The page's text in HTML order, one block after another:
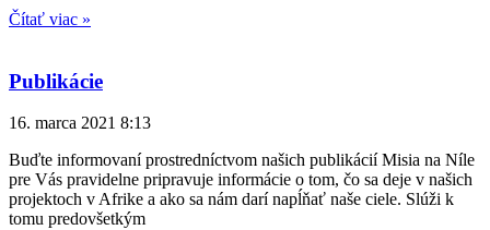
Čítať viac »
Publikácie
16. marca 2021 8:13
Buďte informovaní prostredníctvom našich publikácií Misia na Níle
pre Vás pravidelne pripravuje informácie o tom, čo sa deje v našich
projektoch v Afrike a ako sa nám darí napĺňať naše ciele. Slúži k
tomu predovšetkým